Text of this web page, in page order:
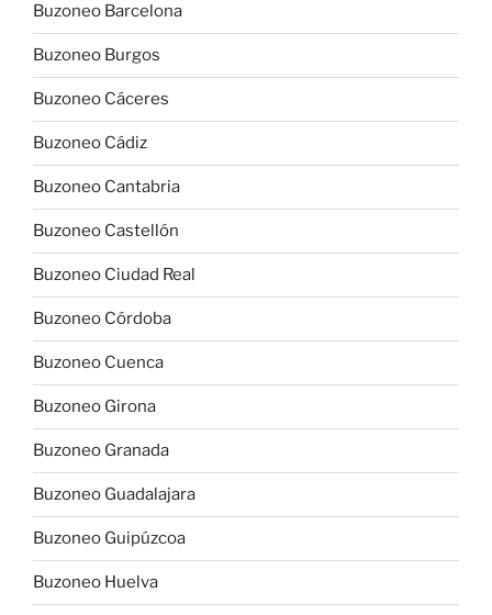
Buzoneo Barcelona
Buzoneo Burgos
Buzoneo Cáceres
Buzoneo Cádiz
Buzoneo Cantabria
Buzoneo Castellón
Buzoneo Ciudad Real
Buzoneo Córdoba
Buzoneo Cuenca
Buzoneo Girona
Buzoneo Granada
Buzoneo Guadalajara
Buzoneo Guipúzcoa
Buzoneo Huelva